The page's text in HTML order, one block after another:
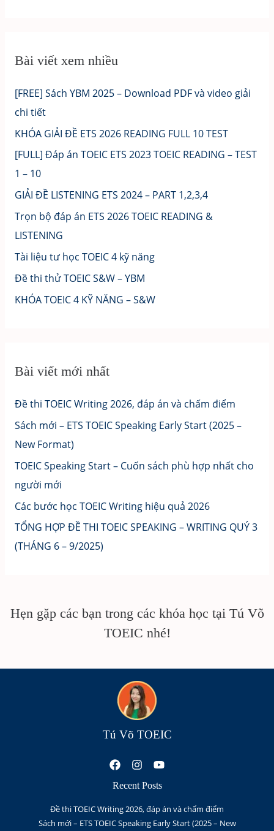
Bài viết xem nhiều
[FREE] Sách YBM 2025 – Download PDF và video giải
chi tiết
KHÓA GIẢI ĐỀ ETS 2026 READING FULL 10 TEST
[FULL] Đáp án TOEIC ETS 2023 TOEIC READING – TEST
1 – 10
GIẢI ĐỀ LISTENING ETS 2024 – PART 1,2,3,4
Trọn bộ đáp án ETS 2026 TOEIC READING &
LISTENING
Tài liệu tư học TOEIC 4 kỹ năng
Đề thi thử TOEIC S&W – YBM
KHÓA TOEIC 4 KỸ NĂNG – S&W
Bài viết mới nhất
Đề thi TOEIC Writing 2026, đáp án và chấm điểm
Sách mới – ETS TOEIC Speaking Early Start (2025 –
New Format)
TOEIC Speaking Start – Cuốn sách phù hợp nhất cho
người mới
Các bước học TOEIC Writing hiệu quả 2026
TỔNG HỢP ĐỀ THI TOEIC SPEAKING – WRITING QUÝ 3
(THÁNG 6 – 9/2025)
Hẹn gặp các bạn trong các khóa học tại Tú Võ
TOEIC nhé!
Tú Võ TOEIC
Recent Posts
Đề thi TOEIC Writing 2026, đáp án và chấm điểm
Sách mới – ETS TOEIC Speaking Early Start (2025 – New